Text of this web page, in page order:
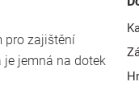
pro zajištění
jemná na dotek